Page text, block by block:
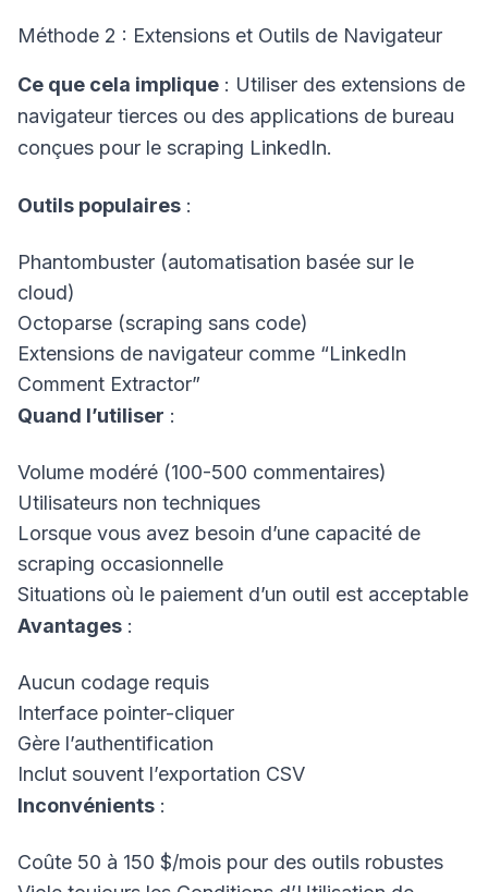
Méthode 2 : Extensions et Outils de Navigateur
Ce que cela implique : Utiliser des extensions de
navigateur tierces ou des applications de bureau
conçues pour le scraping LinkedIn.
Outils populaires :
Phantombuster (automatisation basée sur le
cloud)
Octoparse (scraping sans code)
Extensions de navigateur comme “LinkedIn
Comment Extractor”
Quand l’utiliser :
Volume modéré (100-500 commentaires)
Utilisateurs non techniques
Lorsque vous avez besoin d’une capacité de
scraping occasionnelle
Situations où le paiement d’un outil est acceptable
Avantages :
Aucun codage requis
Interface pointer-cliquer
Gère l’authentification
Inclut souvent l’exportation CSV
Inconvénients :
Coûte 50 à 150 $/mois pour des outils robustes